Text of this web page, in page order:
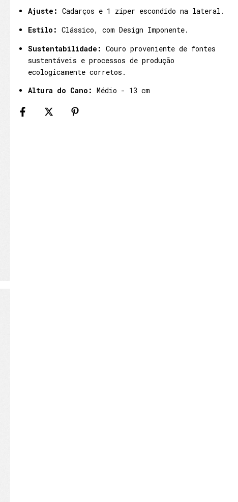
Ajuste: Cadarços e 1 zíper escondido na lateral.
Estilo: Clássico, com Design Imponente.
Sustentabilidade: Couro proveniente de fontes
sustentáveis e processos de produção
ecologicamente corretos.
Altura do Cano: Médio - 13 cm